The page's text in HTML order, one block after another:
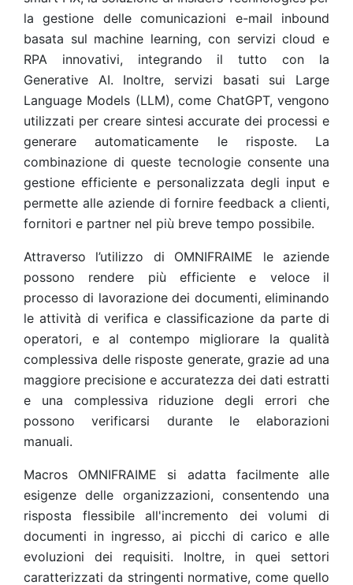
la gestione delle comunicazioni e-mail inbound
basata sul machine learning, con servizi cloud e
RPA innovativi, integrando il tutto con la
Generative AI. Inoltre, servizi basati sui Large
Language Models (LLM), come ChatGPT, vengono
utilizzati per creare sintesi accurate dei processi e
generare automaticamente le risposte. La
combinazione di queste tecnologie consente una
gestione efficiente e personalizzata degli input e
permette alle aziende di fornire feedback a clienti,
fornitori e partner nel più breve tempo possibile.
Attraverso l’utilizzo di OMNIFRAIME le aziende
possono rendere più efficiente e veloce il
processo di lavorazione dei documenti, eliminando
le attività di verifica e classificazione da parte di
operatori, e al contempo migliorare la qualità
complessiva delle risposte generate, grazie ad una
maggiore precisione e accuratezza dei dati estratti
e una complessiva riduzione degli errori che
possono verificarsi durante le elaborazioni
manuali.
Macros OMNIFRAIME si adatta facilmente alle
esigenze delle organizzazioni, consentendo una
risposta flessibile all'incremento dei volumi di
documenti in ingresso, ai picchi di carico e alle
evoluzioni dei requisiti. Inoltre, in quei settori
caratterizzati da stringenti normative, come quello